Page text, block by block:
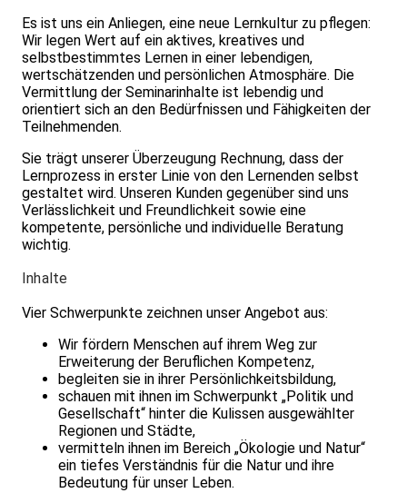
Es ist uns ein Anliegen, eine neue Lernkultur zu pflegen:
Wir legen Wert auf ein aktives, kreatives und
selbstbestimmtes Lernen in einer leben­digen,
wertschätzenden und persönlichen Atmosphäre. Die
Vermittlung der Seminarinhalte ist lebendig und
orientiert sich an den Bedürfnissen und Fähigkeiten der
Teilnehmenden.
Sie trägt unserer Überzeugung Rechnung, dass der
Lernprozess in erster Linie von den Lernenden selbst
gestaltet wird. Unseren Kunden gegenüber sind uns
Verlässlichkeit und Freundlichkeit sowie eine
kompetente, persönliche und individuelle Beratung
wichtig.
Inhalte
Vier Schwerpunkte zeichnen unser Angebot aus:
Wir fördern Menschen auf ihrem Weg zur
Erweiterung der Beruflichen Kompetenz,
begleiten sie in ihrer Persönlichkeitsbildung,
schauen mit ihnen im Schwerpunkt „Politik und
Gesellschaft“ hinter die Kulissen ausgewählter
Regionen und Städte,
vermitteln ihnen im Bereich „Ökologie und Natur“
ein tiefes Verständnis für die Natur und ihre
Bedeutung für unser Leben.